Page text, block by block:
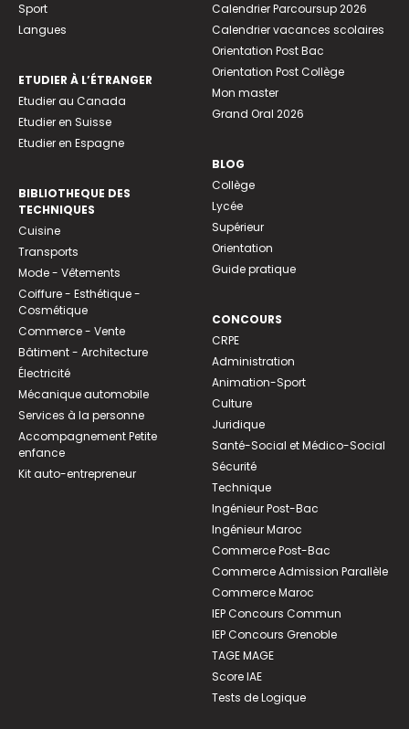
Sport
Langues
ETUDIER À L’ÉTRANGER
Etudier au Canada
Etudier en Suisse
Etudier en Espagne
BIBLIOTHEQUE DES
TECHNIQUES
Cuisine
Transports
Mode - Vêtements
Coiffure - Esthétique -
Cosmétique
Commerce - Vente
Bâtiment - Architecture
Électricité
Mécanique automobile
Services à la personne
Accompagnement Petite
enfance
Kit auto-entrepreneur
Calendrier Parcoursup 2026
Calendrier vacances scolaires
Orientation Post Bac
Orientation Post Collège
Mon master
Grand Oral 2026
BLOG
Collège
Lycée
Supérieur
Orientation
Guide pratique
CONCOURS
CRPE
Administration
Animation-Sport
Culture
Juridique
Santé-Social et Médico-Social
Sécurité
Technique
Ingénieur Post-Bac
Ingénieur Maroc
Commerce Post-Bac
Commerce Admission Parallèle
Commerce Maroc
IEP Concours Commun
IEP Concours Grenoble
TAGE MAGE
Score IAE
Tests de Logique